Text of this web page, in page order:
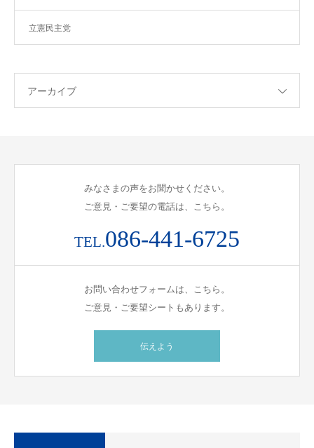
立憲民主党
アーカイブ
みなさまの声をお聞かせください。
ご意見・ご要望の電話は、こちら。
TEL.086-441-6725
お問い合わせフォームは、こちら。
ご意見・ご要望シートもあります。
伝えよう